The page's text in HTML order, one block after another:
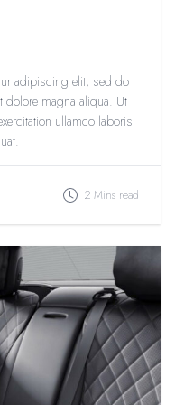
adipiscing elit, sed do
magna aliqua. Ut
ullamco laboris
2 Mins read